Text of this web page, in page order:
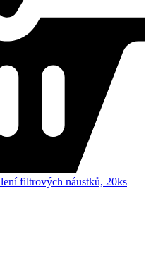
filtrových náustků, 20ks